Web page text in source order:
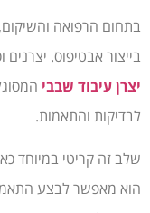
בתחום הרפואה
בייצור אבטיפוס.
יצרן עיבוד שבבי
לבדיקות והתאמות.
שלב זה קריטי במיוחד
הוא מאפשר לבצע